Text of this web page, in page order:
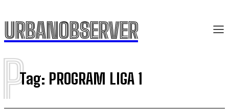
URBANOBSERVER
Tag: PROGRAM LIGA 1
P